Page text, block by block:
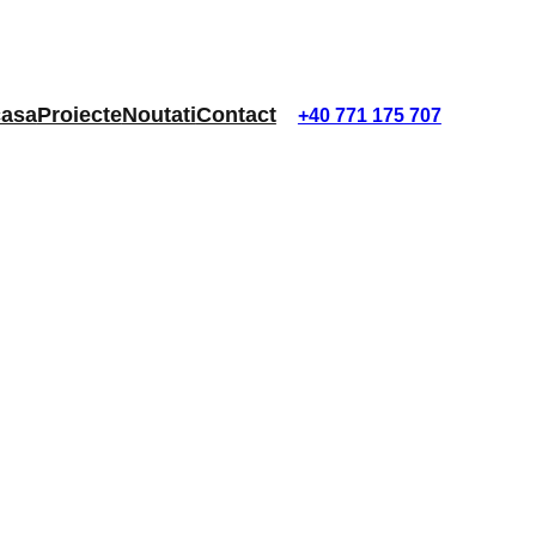
ProiecteNoutatiContact +40 771 175 707